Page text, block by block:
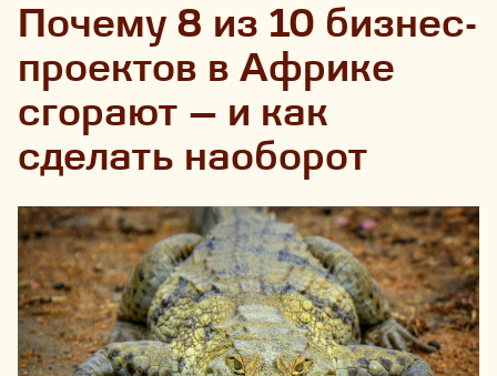
Почему 8 из 10 бизнес-
проектов в Африке
сгорают — и как
сделать наоборот